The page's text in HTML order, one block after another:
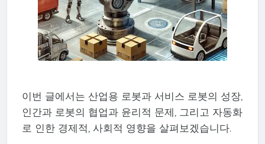
이번 글에서는 산업용 로봇과 서비스 로봇의 성장,
인간과 로봇의 협업과 윤리적 문제, 그리고 자동화
로 인한 경제적, 사회적 영향을 살펴보겠습니다.